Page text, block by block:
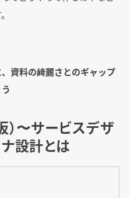
資料の綺麗さとのギャップ
）〜サービスデザ
設計とは